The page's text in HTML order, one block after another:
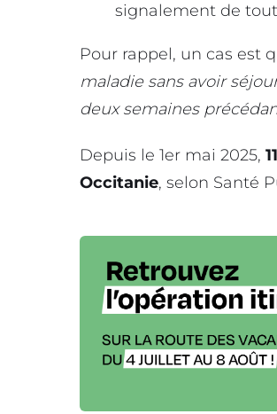
signalement de
Pour rappel, un cas est
maladie sans avoir
deux semaines
Depuis le 1er mai 2025,
Occitanie, selon Santé